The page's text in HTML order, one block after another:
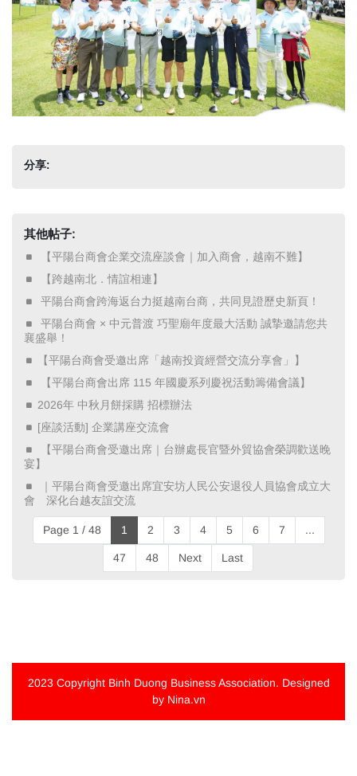
分享:
其他帖子:
​ 【平陽台商會企業交流座談會｜加入商會，越南不難】 ​
​ 【跨越南北．情誼相連】 ​
​ 平陽台商會跨海返台力挺越南台商，共同見證歷史新頁！ ​
​ 平陽台商會 × 中元普渡 巧聖廟年度最大活動 誠摯邀請您共
襄盛舉！ ​
【平陽台商會受邀出席「越南投資經營交流分享會」】
​ 【平陽台商會出席 115 年國慶系列慶祝活動籌備會議】 ​
2026年 中秋月餅採購 招標辦法
[座談活動] 企業講座交流會
​ 【平陽台商會受邀出席｜台辦處長官暨外貿協會榮調歡送晚
宴】 ​
​ ｜平陽台商會受邀出席宜安坊人民公安退役人員協會成立大
會 深化台越友誼交流 ​
Page 1 / 48 1 2 3 4 5 6 7 ...
47 48 Next Last
2023 Copyright Binh Duong Business Association. Designed
by Nina.vn